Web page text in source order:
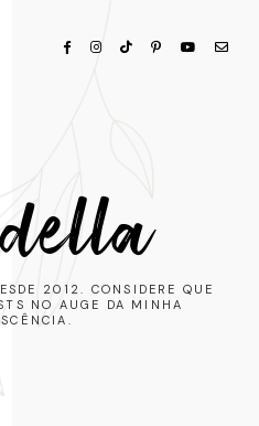
2012. CONSIDERE QUE
NO AUGE DA MINHA